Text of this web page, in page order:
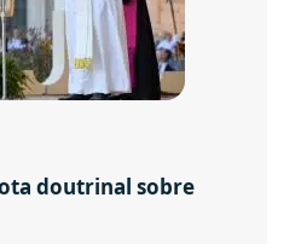
doutrinal sobre